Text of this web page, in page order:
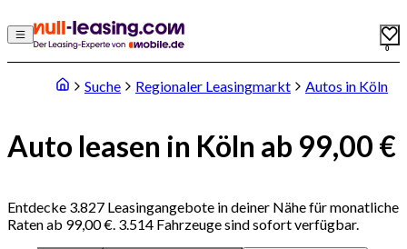
0
Suche Regionaler Leasingmarkt Autos in Köln
Auto leasen in Köln ab 99,00 €
Entdecke 3.827 Leasingangebote in deiner Nähe für monatliche
Raten ab 99,00 €. 3.514 Fahrzeuge sind sofort verfügbar.